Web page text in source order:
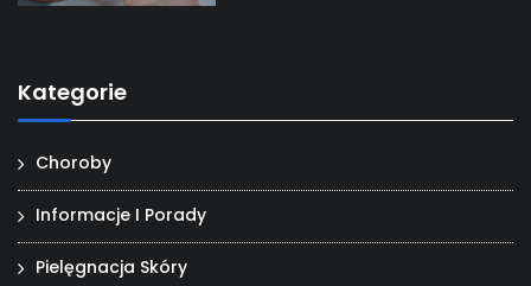
Kategorie
Choroby
Informacje I Porady
Pielęgnacja Skóry